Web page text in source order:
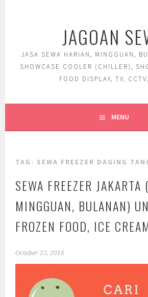
JAGOAN
JASA SEWA HARIAN, MINGGUAN,
SHOWCASE COOLER (CHILLER),
FOOD DISPLAY, TV,
MENU
TAG: SEWA FREEZER DAGING
SEWA FREEZER
MINGGUAN, BULANAN)
FROZEN FOOD, ICE
October 25, 2016